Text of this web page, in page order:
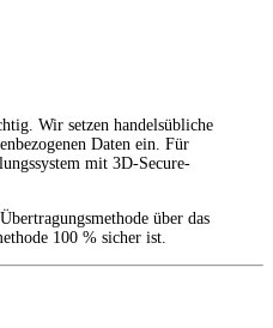
Wir setzen handelsübliche
Daten ein. Für
mit 3D-Secure-
über das
100 % sicher ist.